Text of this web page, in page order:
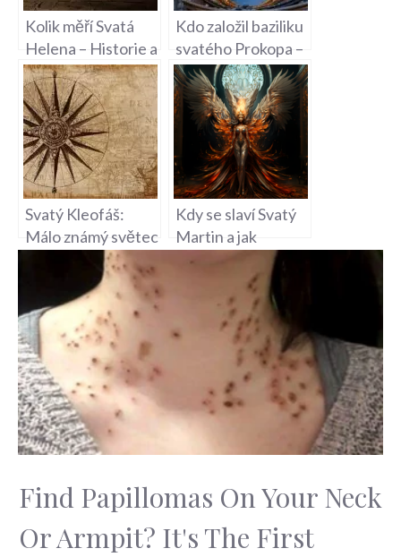
Kolik měří Svatá
Helena – Historie a
Geografie
Kdo založil baziliku
svatého Prokopa –
Historie Kostela v
Břevnově
Svatý Kleofáš:
Málo známý světec
a jeho historie
Kdy se slaví Svatý
Martin a jak
připravit tradiční
Find Papillomas On Your Neck
Or Armpit? It's The First